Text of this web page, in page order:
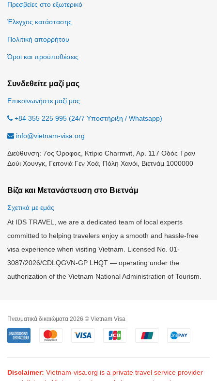
Πρεσβείες στο εξωτερικό
Έλεγχος κατάστασης
Πολιτική απορρήτου
Όροι και προϋποθέσεις
Συνδεθείτε μαζί μας
Επικοινωνήστε μαζί μας
+84 355 225 995 (24/7 Υποστήριξη / Whatsapp)
info@vietnam-visa.org
Διεύθυνση: 7ος Όροφος, Κτίριο Charmvit, Αρ. 117 Οδός Τραν
Δούι Χουνγκ, Γειτονιά Γεν Χοά, Πόλη Χανόι, Βιετνάμ 1000000
Βίζα και Μετανάστευση στο Βιετνάμ
Σχετικά με εμάς
At IDS TRAVEL, we are a dedicated team of local experts
committed to helping travelers enjoy a smooth and hassle-free
visa experience when visiting Vietnam. Licensed No. 01-
3087/2026/CDLQGVN-GP LHQT — operating under the
authorization of the Vietnam National Administration of Tourism.
Πνευματικά δικαιώματα 2026 © Vietnam Visa
Disclaimer: Vietnam-visa.org is a private travel service provider